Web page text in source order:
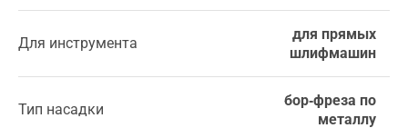
Для инструмента
для прямых
шлифмашин
Тип насадки
бор-фреза по
металлу